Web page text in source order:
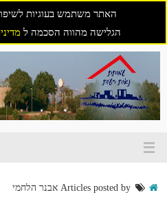
האתר משתמש בעוגיות
הגלישה מהווה הסכמה ל
לתוכן
Articles posted by אבנר הלחמי